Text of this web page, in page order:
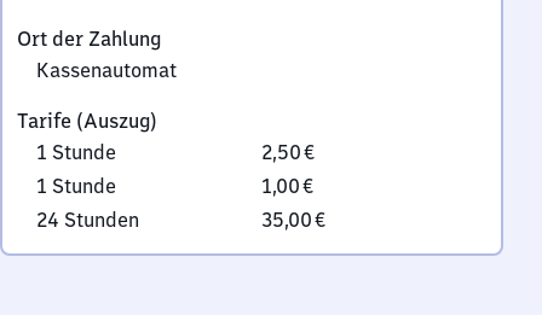
Ort der Zahlung
Kassenautomat
Tarife (Auszug)
1 Stunde
2,50 €
1 Stunde
1,00 €
24 Stunden
35,00 €